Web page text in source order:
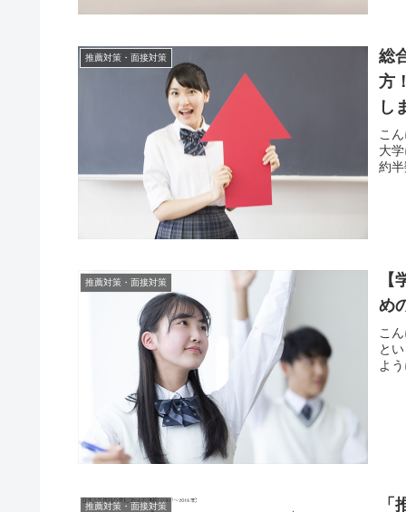
推薦対策・面接対策
総
方
し
こ
大
約
推薦対策・面接対策
め
こ
と
よ
推薦対策・面接対策